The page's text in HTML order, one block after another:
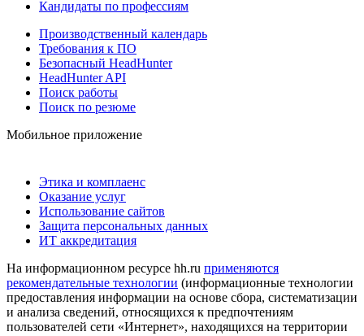
Кандидаты по профессиям
Производственный календарь
Требования к ПО
Безопасный HeadHunter
HeadHunter API
Поиск работы
Поиск по резюме
Мобильное приложение
Этика и комплаенс
Оказание услуг
Использование сайтов
Защита персональных данных
ИТ аккредитация
На информационном ресурсе hh.ru применяются
рекомендательные технологии (информационные технологии
предоставления информации на основе сбора, систематизации
и анализа сведений, относящихся к предпочтениям
пользователей сети «Интернет», находящихся на территории